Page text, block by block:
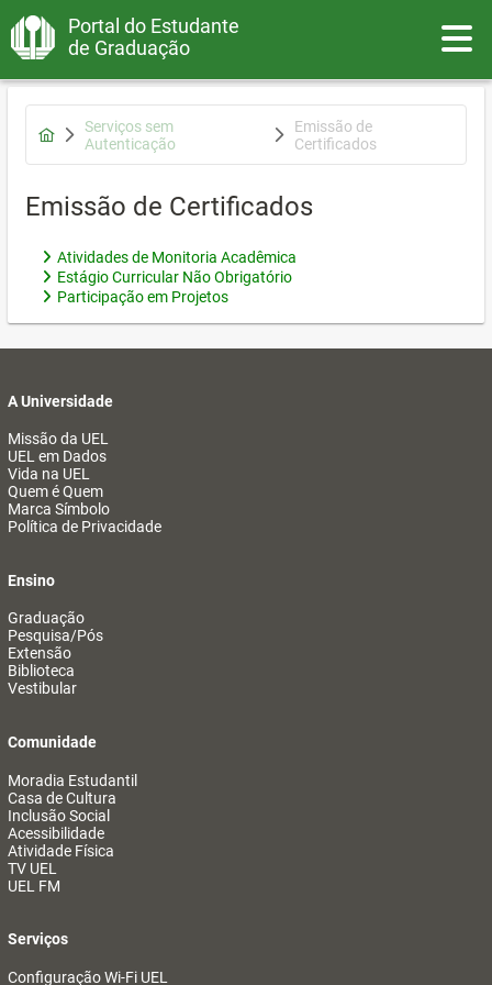
Portal do Estudante
de Graduação
Serviços sem
Autenticação
Emissão de
Certificados
Emissão de Certificados
Atividades de Monitoria Acadêmica
Estágio Curricular Não Obrigatório
Participação em Projetos
A Universidade
Missão da UEL
UEL em Dados
Vida na UEL
Quem é Quem
Marca Símbolo
Política de Privacidade
Ensino
Graduação
Pesquisa/Pós
Extensão
Biblioteca
Vestibular
Comunidade
Moradia Estudantil
Casa de Cultura
Inclusão Social
Acessibilidade
Atividade Física
TV UEL
UEL FM
Serviços
Configuração Wi-Fi UEL